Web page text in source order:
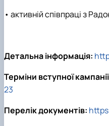
• активній співпраці з
Детальна інформація:
Терміни вступної
23
Перелік документів: